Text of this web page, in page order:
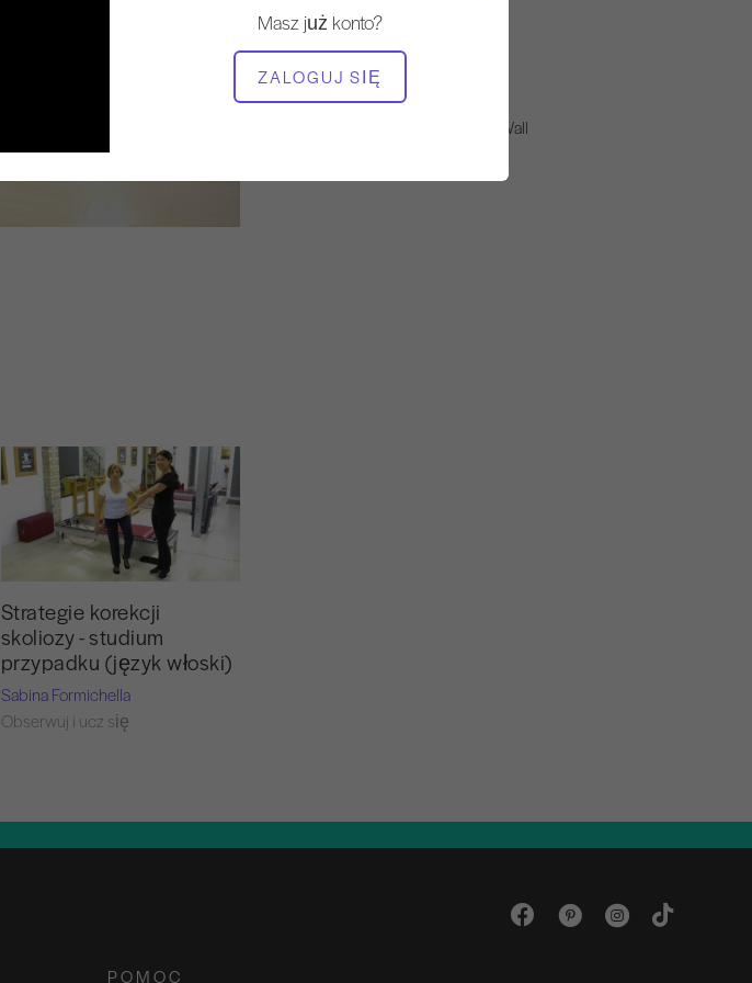
Masz już konto?
ZALOGUJ SIĘ
Mata
Na stojąco Pilates & The Wall
Strategie korekcji
skoliozy - studium
przypadku (język włoski)
Sabina Formichella
Obserwuj i ucz się
POMOC